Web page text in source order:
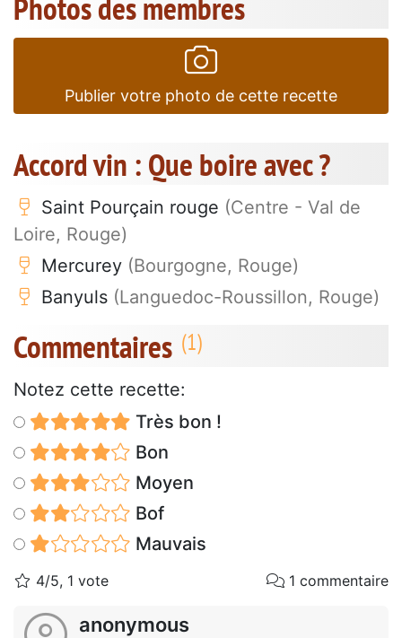
Photos des membres
Publier votre photo de cette recette
Accord vin : Que boire avec ?
Saint Pourçain rouge (Centre - Val de
Loire, Rouge)
Mercurey (Bourgogne, Rouge)
Banyuls (Languedoc-Roussillon, Rouge)
Commentaires
Notez cette recette:
Très bon !
Bon
Moyen
Bof
Mauvais
4/5, 1 vote 1 commentaire
anonymous